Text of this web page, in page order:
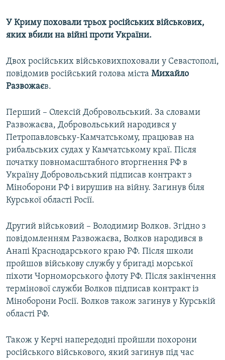
У Криму поховали трьох російських військових,
яких вбили на війні проти України.
Двох російських військовихпоховали у Севастополі,
повідомив російський голова міста Михайло
Развожаєв.
Перший – Олексій Добровольський. За словами
Развожаєва, Добровольський народився у
Петропавловську-Камчатському, працював на
рибальських судах у Камчатському краї. Після
початку повномасштабного вторгнення РФ в
Україну Добровольський підписав контракт з
Міноборони РФ і вирушив на війну. Загинув біля
Курської області Росії.
Другий військовий – Володимир Волков. Згідно з
повідомленням Развожаєва, Волков народився в
Анапі Краснодарського краю РФ. Після школи
пройшов військову службу у бригаді морської
піхоти Чорноморського флоту РФ. Після закінчення
термінової служби Волков підписав контракт із
Міноборони Росії. Волков також загинув у Курській
області РФ.
Також у Керчі напередодні пройшли похорони
російського військового, який загинув під час